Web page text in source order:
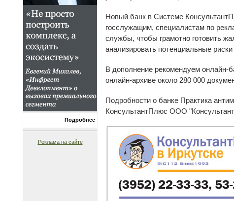
Подробнее
Реклама на сайте
Новый банк в Системе
госслужащим, специалистам по
службы, чтобы грамотно готовить
анализировать потенциальные
В дополнение рекомендуем
онлайн-архиве около 280 000
Подробности о банке Практика
КонсультантПлюс ООО